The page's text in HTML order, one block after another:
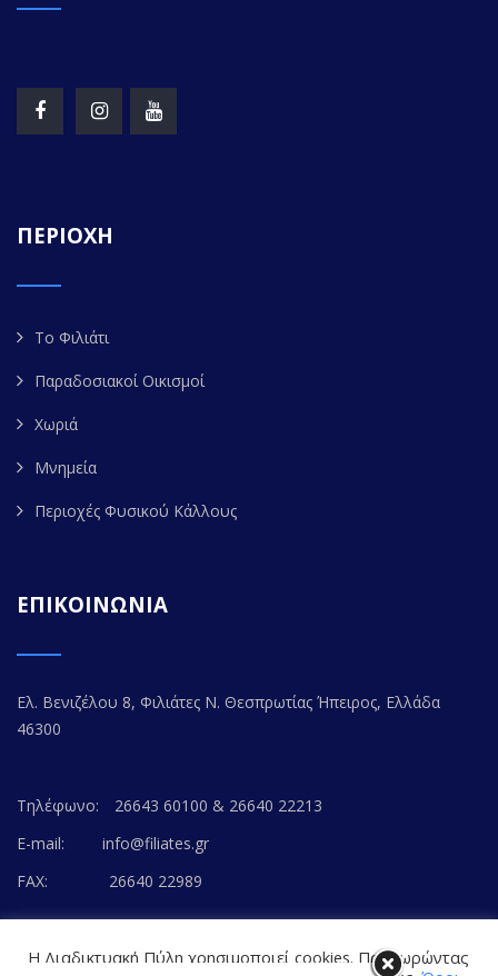
ΠΕΡΙΟΧΗ
Το Φιλιάτι
Παραδοσιακοί Οικισμοί
Χωριά
Μνημεία
Περιοχές Φυσικού Κάλλους
ΕΠΙΚΟΙΝΩΝΙΑ
Ελ. Βενιζέλου 8, Φιλιάτες Ν. Θεσπρωτίας Ήπειρος, Ελλάδα
46300
Τηλέφωνο:
26643 60100 & 26640 22213
E-mail:
info@filiates.gr
FAX:
26640 22989
Η Διαδικτυακή Πύλη χρησιμοποιεί cookies. Προχωρώντας